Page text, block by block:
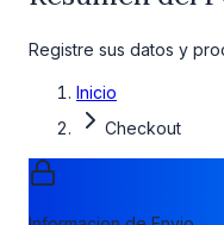
Registre sus datos y
Inicio
Checkout